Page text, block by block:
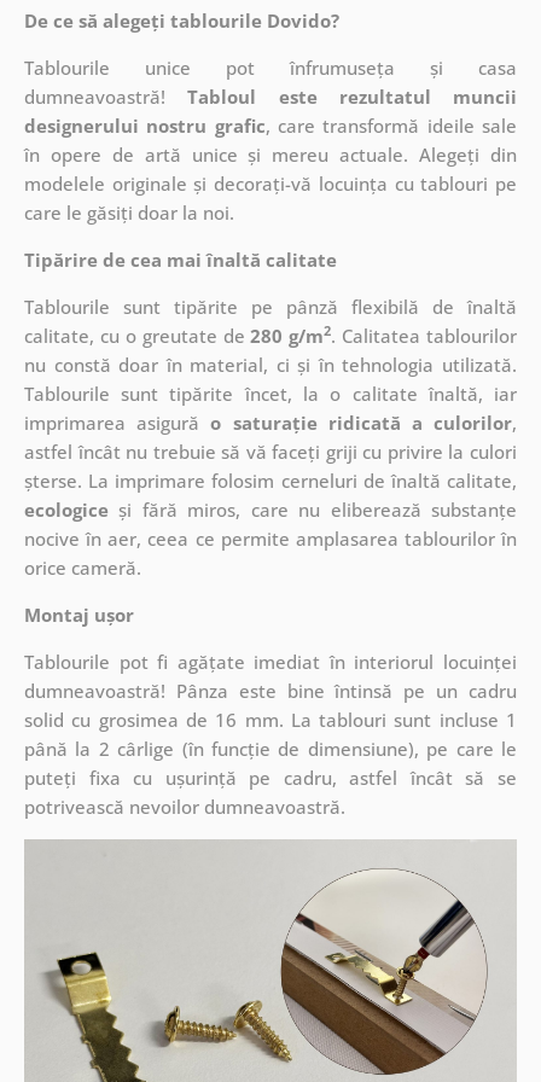
De ce să alegeți tablourile Dovido?
Tablourile unice pot înfrumuseța și casa
dumneavoastră!Tabloul este rezultatul muncii
designerului nostru grafic, caretransformă ideile sale
în opere de artă unice și mereu actuale. Alegeți din
modelele originale și decorați-vă locuința cu tablouri pe
care le găsiți doar la noi.
Tipărire de cea mai înaltă calitate
Tablourile sunt tipărite pe pânză flexibilă de înaltă
calitate, cu o greutate de280 g/m2. Calitatea tablourilor
nu constă doar în material, ci și în tehnologia utilizată.
Tablourile sunt tipărite încet, la o calitate înaltă, iar
imprimarea asigurăo saturație ridicată a culorilor,
astfel încât nu trebuie să vă faceți griji cu privire la culori
șterse. La imprimare folosim cerneluri de înaltă calitate,
ecologiceși fără miros, care nu eliberează substanțe
nocive în aer, ceea ce permite amplasarea tablourilor în
orice cameră.
Montaj ușor
Tablourile pot fi agățate imediat în interiorul locuinței
dumneavoastră! Pânza este bine întinsă pe un cadru
solid cu grosimea de 16 mm. La tablouri sunt incluse 1
până la 2 cârlige (în funcție de dimensiune), pe care le
puteți fixa cu ușurință pe cadru, astfel încât să se
potrivească nevoilor dumneavoastră.